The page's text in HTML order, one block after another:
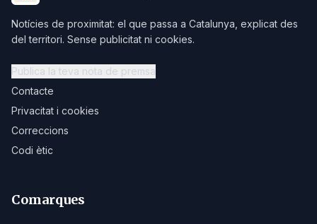
Notícies de proximitat: el que passa a Catalunya, explicat des
del territori. Sense publicitat ni cookies.
Publica la teva nota de premsa
Contacte
Privacitat i cookies
Correccions
Codi ètic
Comarques